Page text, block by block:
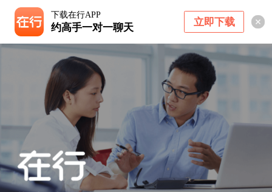
下载在行APP
约高手一对一聊天 立即下载